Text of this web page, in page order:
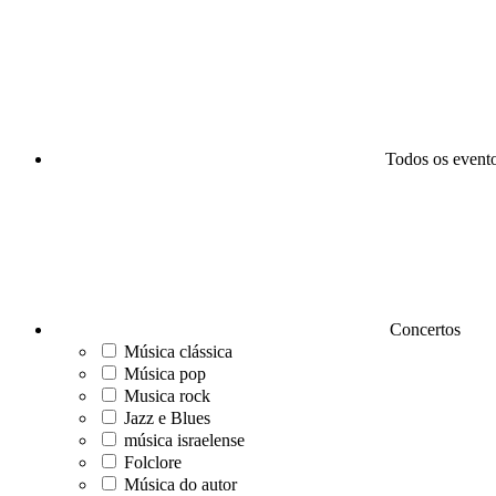
Todos os
Concertos
Música clássica
Música pop
Musica rock
Jazz e Blues
música israelense
Folclore
Música do autor